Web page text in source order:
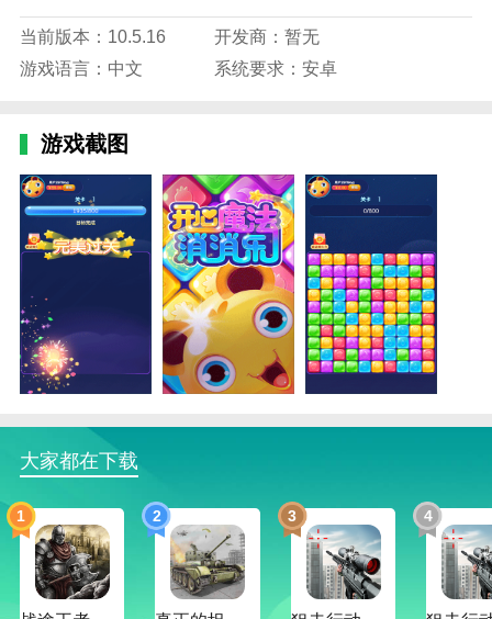
3.策略性淘汰彰显智慧：合理运用道具和淘汰技
巧，展现玩家的智慧，增强游戏的策略性。
游戏玩法
1.成就系统促进挑战：完成特定任务，查看分数和
评级，激励玩家不断挑战自我;
2.竞争模式增加乐趣：玩家实时竞争，争夺高分和
速度，享受竞争带来的兴奋和快乐。
3.社交互动性强：竞争模式促进了玩家之间的交
流，让他们一起分享游戏体验和乐趣。
4.个性化发展：通过完成任务和挑战，玩家可以解
锁更多成就和奖励，丰富他们的游戏体验。
游戏亮点
1.悦耳的背景音效：悠扬的BGM和音效营造出身临
其境的游戏体验，增强游戏的沉浸感。
2.解决问题的智能提示：当关卡比较困难时，智能
提示功能可以帮助玩家突破障碍，避免陷入困境。
当前版本：10.5.16
开发商：暂无
游戏语言：中文
系统要求：安卓
游戏截图
大家都在下载
1 2 3 4